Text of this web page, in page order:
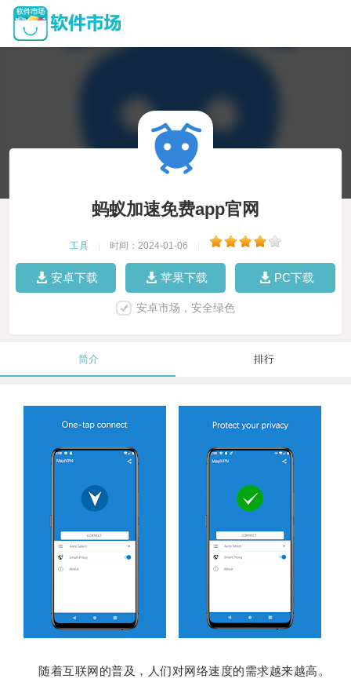
蚂蚁加速免费app官网
工具 时间：2024-01-06
安卓下载 苹果下载 PC下载
安卓市场，安全绿色
简介 排行
随着互联网的普及，人们对网络速度的需求越来越高。